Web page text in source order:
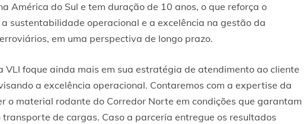
América do Sul e tem duração de 10 anos, o que reforça o
sustentabilidade operacional e a excelência na gestão da
em uma perspectiva de longo prazo.
VLI foque ainda mais em sua estratégia de atendimento ao cliente
a excelência operacional. Contaremos com a expertise da
o material rodante do Corredor Norte em condições que garantam
transporte de cargas. Caso a parceria entregue os resultados